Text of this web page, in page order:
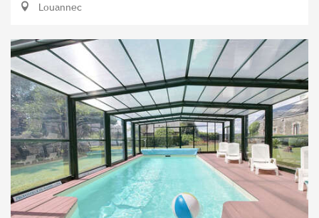
Louannec